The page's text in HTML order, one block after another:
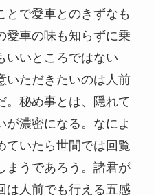
とで愛車とのきずなも
愛車の味も知らずに乗
いいところではない
いただきたいのは人前
。秘め事とは、隠れて
が濃密になる。なによ
ていたら世間では回覧
まうであろう。諸君が
は人前でも行える五感